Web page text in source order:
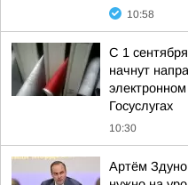
10:58
С 1
начнут
Госуслугах
10:30
Артём